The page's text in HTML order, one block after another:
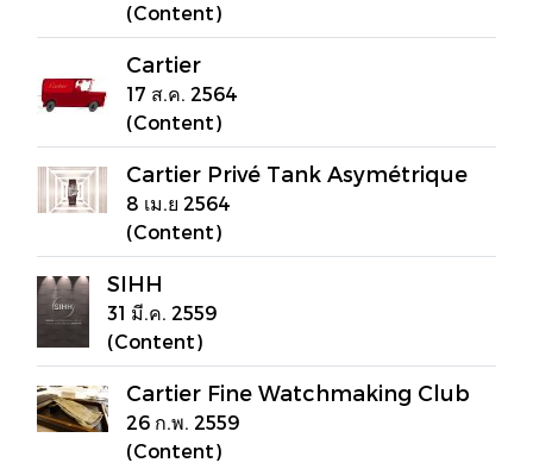
(Content)
Cartier
17 ส.ค. 2564
(Content)
Cartier Privé Tank Asymétrique
8 เม.ย 2564
(Content)
SIHH
31 มี.ค. 2559
(Content)
Cartier Fine Watchmaking Club
26 ก.พ. 2559
(Content)